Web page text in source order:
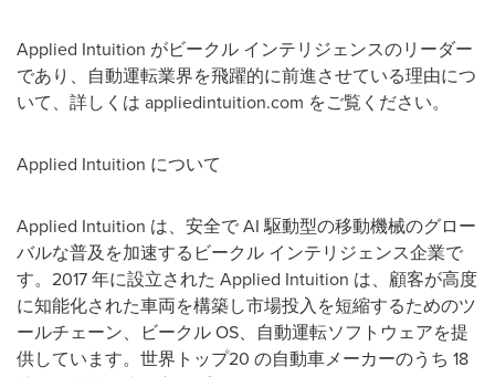
Applied Intuition がビークル インテリジェンスのリーダー
であり、自動運転業界を飛躍的に前進させている理由につ
いて、詳しくは appliedintuition.com をご覧ください。
Applied Intuition について
Applied Intuition は、安全で AI 駆動型の移動機械のグロー
バルな普及を加速するビークル インテリジェンス企業で
す。2017 年に設立された Applied Intuition は、顧客が高度
に知能化された車両を構築し市場投入を短縮するためのツ
ールチェーン、ビークル OS、自動運転ソフトウェアを提
供しています。世界トップ20 の自動車メーカーのうち 18